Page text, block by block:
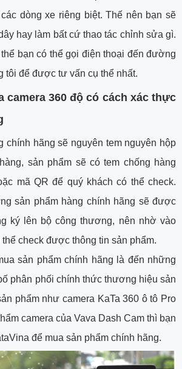
dòng xe riêng biệt. Thế nên bạn sẽ
hay làm bất cứ thao tác chỉnh sửa gì.
bạn có thể gọi điện thoại đến đường
tôi để được tư vấn cụ thể nhất.
camera 360 độ có cách xác thực
chính hãng sẽ nguyên tem nguyên hộp
sản phẩm sẽ có tem chống hàng
mã QR để quý khách có thể check.
sản phẩm hàng chính hãng sẽ được
ký lên bộ công thương, nên nhờ vào
thể check được thông tin sản phẩm.
sản phẩm chính hãng là đến những
phân phối chính thức thương hiệu sản
phẩm như camera KaTa 360 ô tô Pro
camera của Vava Dash Cam thì bạn
để mua sản phẩm chính hãng.